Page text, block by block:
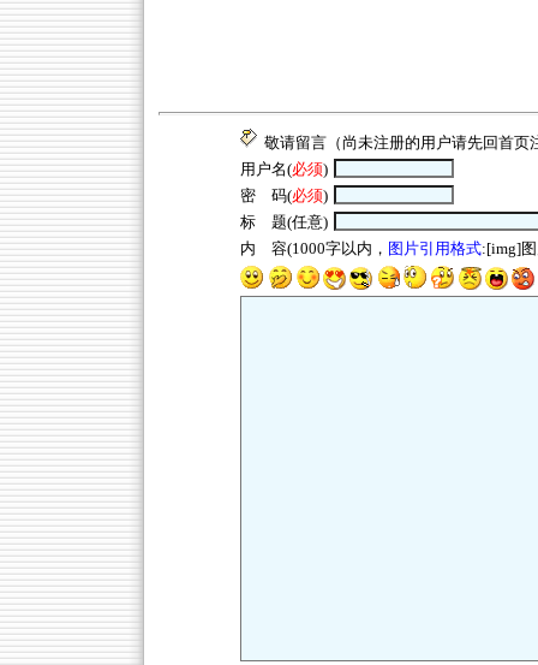
敬请留言（尚未注册的用户请先回首页
用户名(必须)
密 码(必须)
标 题(任意)
内 容(1000字以内， 图片引用格式:[img]